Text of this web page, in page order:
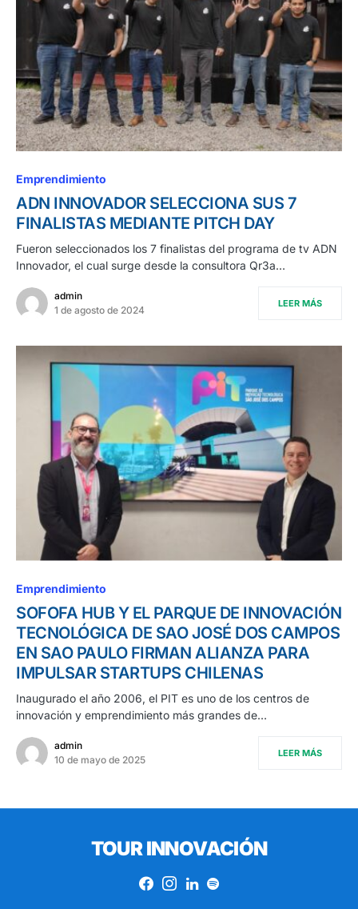
Emprendimiento
ADN INNOVADOR SELECCIONA SUS 7
FINALISTAS MEDIANTE PITCH DAY
Fueron seleccionados los 7 finalistas del programa de tv ADN
Innovador, el cual surge desde la consultora Qr3a…
admin
1 de agosto de 2024
LEER MÁS
Emprendimiento
SOFOFA HUB Y EL PARQUE DE INNOVACIÓN
TECNOLÓGICA DE SAO JOSÉ DOS CAMPOS
EN SAO PAULO FIRMAN ALIANZA PARA
IMPULSAR STARTUPS CHILENAS
Inaugurado el año 2006, el PIT es uno de los centros de
innovación y emprendimiento más grandes de…
admin
10 de mayo de 2025
LEER MÁS
TOUR INNOVACIÓN